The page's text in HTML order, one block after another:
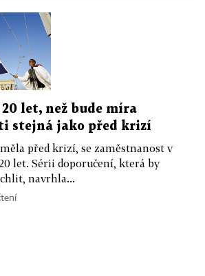
let, než bude míra
stejná jako před krizí
před krizí, se zaměstnanost v
let. Sérii doporučení, která by
navrhla...